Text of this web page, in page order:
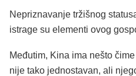
Nepriznavanje tržišnog
istrage su elementi ovog
Međutim, Kina ima nešto
nije tako jednostavan, ali